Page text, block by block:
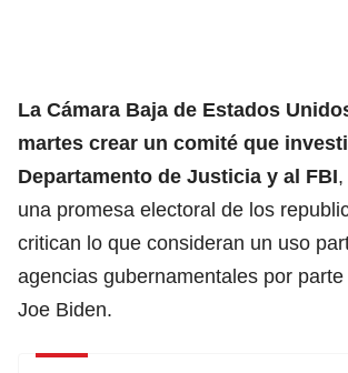
La Cámara Baja de Estados
martes crear un comité que
Departamento de Justicia y al FBI
una promesa electoral de los
critican lo que consideran un uso
agencias gubernamentales por
Joe Biden.